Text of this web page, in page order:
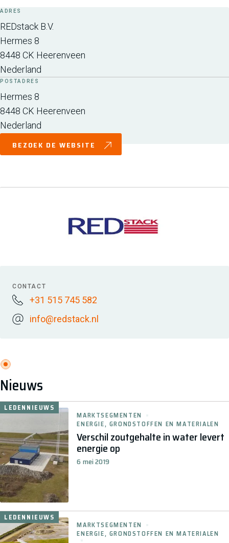
ADRES
REDstack B.V.
Hermes 8
8448 CK Heerenveen
Nederland
POSTADRES
Hermes 8
8448 CK Heerenveen
Nederland
BEZOEK DE WEBSITE
CONTACT
+31 515 745 582
info@redstack.nl
Nieuws
Verschil zoutgehalte in water levert
energie op
6 mei 2019
MARKTSEGMENTEN
ENERGIE, GRONDSTOFFEN EN MATERIALEN
LEDENNIEUWS
MARKTSEGMENTEN
ENERGIE, GRONDSTOFFEN EN MATERIALEN
LEDENNIEUWS